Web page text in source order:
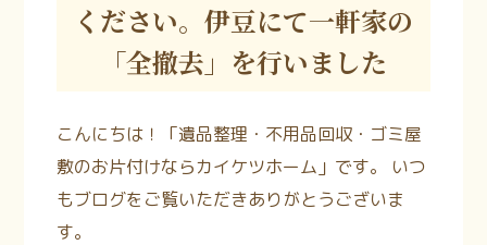
ください。伊豆にて一軒家の
「全撤去」を行いました
こんにちは！「遺品整理・不用品回収・ゴミ屋
敷のお片付けならカイケツホーム」です。 いつ
もブログをご覧いただきありがとうございま
す。